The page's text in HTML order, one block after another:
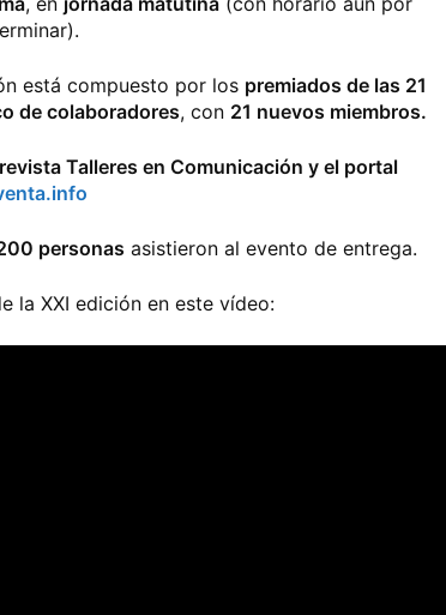
está compuesto por los premiados de las 21
de colaboradores, con 21 nuevos miembros.
revista Talleres en Comunicación y el portal
personas asistieron al evento de entrega.
la XXI edición en este vídeo: